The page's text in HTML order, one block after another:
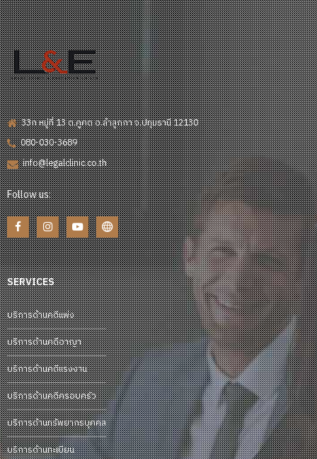
33ก หมู่ที่ 13 ต.คูคต อ.ลำลูกกา จ.ปทุมธานี 12130
080-030-3689
info@legalclinic.co.th
Follow us:
SERVICES
บริการด้านคดีแพ่ง
บริการด้านคดีอาญา
บริการด้านคดีแรงงาน
บริการด้านคดีครอบครัว
บริการด้านทรัพยากรบุคคล
บริการด้านทะเบียน